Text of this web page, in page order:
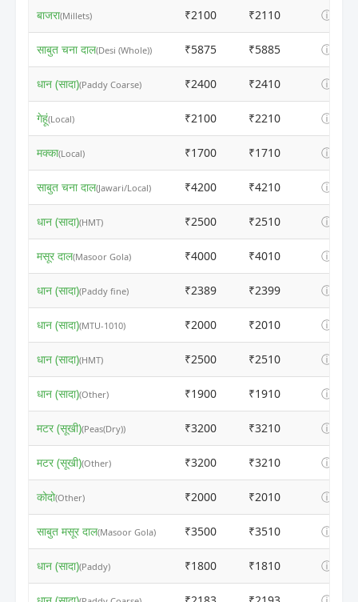
बाजरा(Millets) ₹2100 ₹2110 ⓘ
साबुत चना दाल(Desi (Whole)) ₹5875 ₹5885 ⓘ
धान (सादा)(Paddy Coarse) ₹2400 ₹2410 ⓘ
गेहूं(Local) ₹2100 ₹2210 ⓘ
मक्का(Local) ₹1700 ₹1710 ⓘ
साबुत चना दाल(Jawari/Local) ₹4200 ₹4210 ⓘ
धान (सादा)(HMT) ₹2500 ₹2510 ⓘ
मसूर दाल(Masoor Gola) ₹4000 ₹4010 ⓘ
धान (सादा)(Paddy fine) ₹2389 ₹2399 ⓘ
धान (सादा)(MTU-1010) ₹2000 ₹2010 ⓘ
धान (सादा)(HMT) ₹2500 ₹2510 ⓘ
धान (सादा)(Other) ₹1900 ₹1910 ⓘ
मटर (सूखी)(Peas(Dry)) ₹3200 ₹3210 ⓘ
मटर (सूखी)(Other) ₹3200 ₹3210 ⓘ
कोदो(Other) ₹2000 ₹2010 ⓘ
साबुत मसूर दाल(Masoor Gola) ₹3500 ₹3510 ⓘ
धान (सादा)(Paddy) ₹1800 ₹1810 ⓘ